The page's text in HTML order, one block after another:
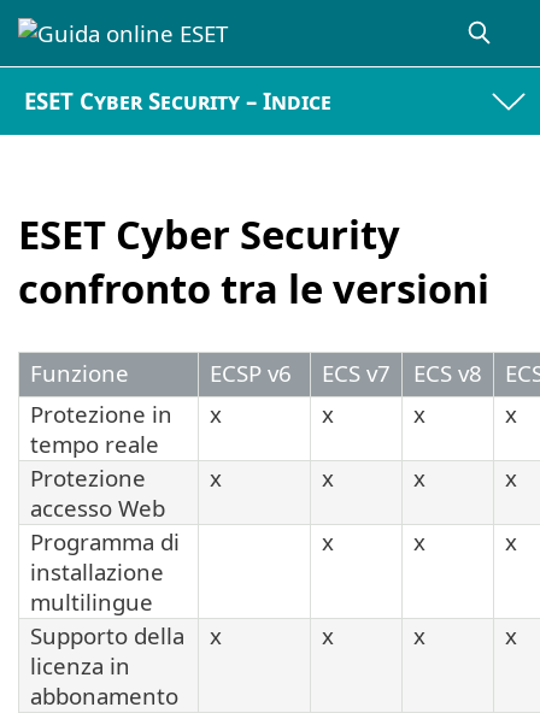
ESET Cyber Security – Indice
ESET Cyber Security
confronto tra le versioni
Funzione ECSP v6 ECS v7 ECS v8
Protezione in
tempo reale
x x x x
Protezione
accesso Web
x x x x
Programma di
installazione
multilingue
x x x
Supporto della
licenza in
abbonamento
x x x x